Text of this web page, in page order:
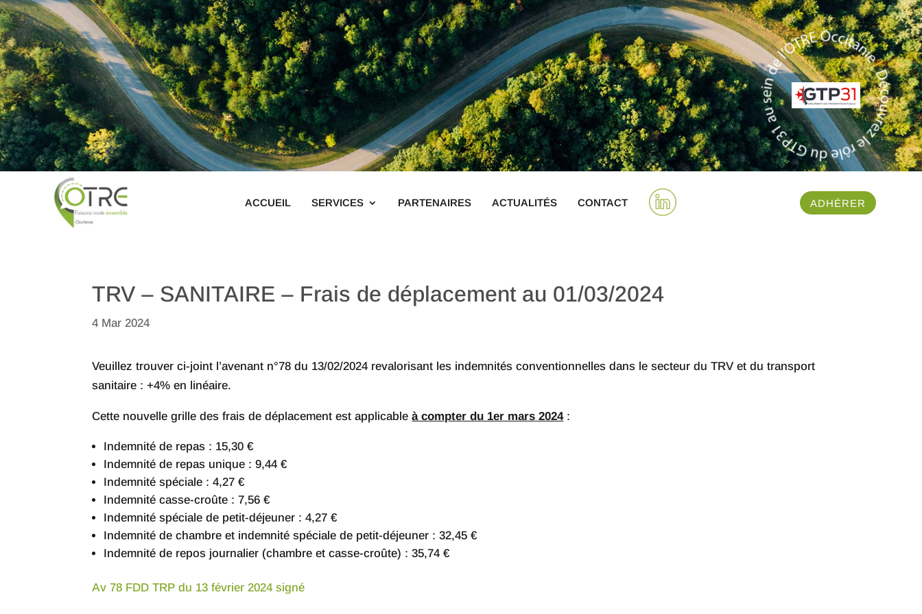
ACCUEIL SERVICES PARTENAIRES ACTUALITÉS CONTACT ADHÉRER
TRV – SANITAIRE – Frais de déplacement au 01/03/2024
4 Mar 2024
Veuillez trouver ci-joint l’avenant n°78 du 13/02/2024 revalorisant les indemnités conventionnelles dans le secteur du TRV et du transport
sanitaire : +4% en linéaire.
Cette nouvelle grille des frais de déplacement est applicableà compter du 1er mars 2024:
Indemnité de repas : 15,30 €
Indemnité de repas unique : 9,44 €
Indemnité spéciale : 4,27 €
Indemnité casse-croûte : 7,56 €
Indemnité spéciale de petit-déjeuner : 4,27 €
Indemnité de chambre et indemnité spéciale de petit-déjeuner : 32,45 €
Indemnité de repos journalier (chambre et casse-croûte) : 35,74 €
Av 78 FDD TRP du 13 février 2024 signé